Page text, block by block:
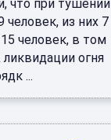
что при тушении
человек, из них 7
человек, в том
огня
...